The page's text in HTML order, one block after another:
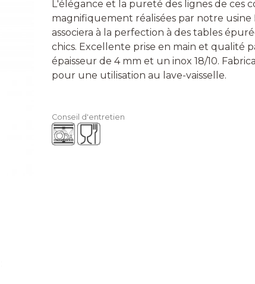
L'élégance et la pureté des lignes de ces
magnifiquement réalisées par notre usine
associera à la perfection à des tables
chics. Excellente prise en main et qualité
épaisseur de 4 mm et un inox 18/10.
pour une utilisation au lave-vaisselle.
Conseil d'entretien